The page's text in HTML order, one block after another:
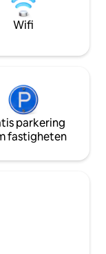
fantastisk privat
två sovrum och
detaljer överallt.
Wifi
parkering
fastigheten